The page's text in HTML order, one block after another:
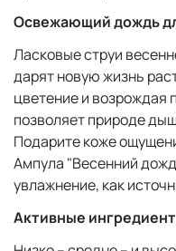
Освежающий дождь
Ласковые струи
дарят новую жизнь
цветение и возрождая
позволяет природе
Подарите коже
Ампула "Весенний
увлажнение, как
Активные